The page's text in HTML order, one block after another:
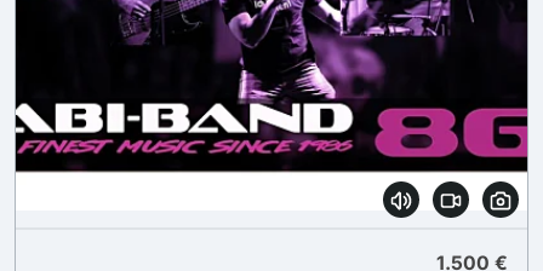
1.500 €